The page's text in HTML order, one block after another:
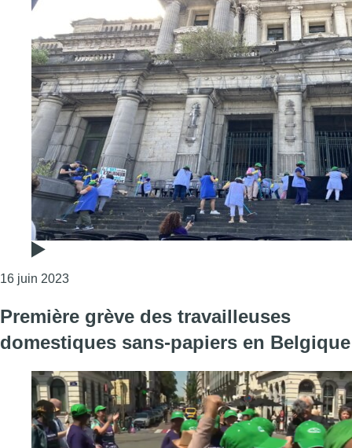
16 juin 2023Consulter l'article "Les travailleuses domestiques
Première grève des travailleuses
domestiques sans-papiers en Belgique